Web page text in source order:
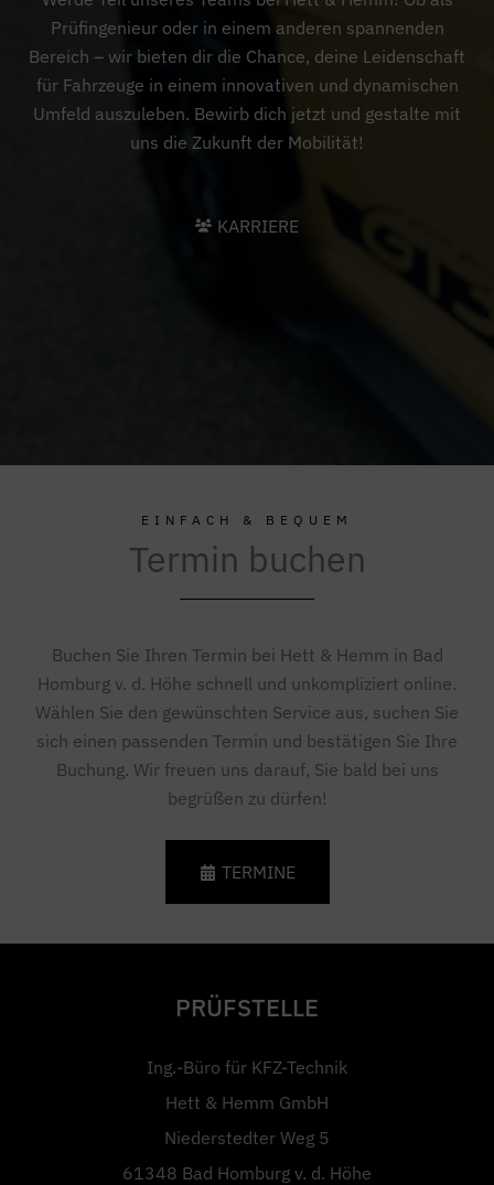
Prüfingenieur oder in einem anderen spannenden
Bereich – wir bieten dir die Chance, deine Leidenschaft
für Fahrzeuge in einem innovativen und dynamischen
Umfeld auszuleben. Bewirb dich jetzt und gestalte mit
uns die Zukunft der Mobilität!
KARRIERE
EINFACH & BEQUEM
Termin buchen
Buchen Sie Ihren Termin bei Hett & Hemm in Bad
Homburg v. d. Höhe schnell und unkompliziert online.
Wählen Sie den gewünschten Service aus, suchen Sie
sich einen passenden Termin und bestätigen Sie Ihre
Buchung. Wir freuen uns darauf, Sie bald bei uns
begrüßen zu dürfen!
TERMINE
PRÜFSTELLE
Ing.-Büro für KFZ-Technik
Hett & Hemm GmbH
Niederstedter Weg 5
61348 Bad Homburg v. d. Höhe